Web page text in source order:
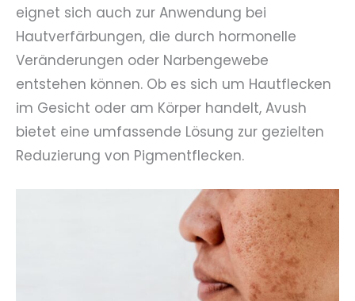
eignet sich auch zur Anwendung bei
Hautverfärbungen, die durch hormonelle
Veränderungen oder Narbengewebe
entstehen können. Ob es sich um Hautflecken
im Gesicht oder am Körper handelt, Avush
bietet eine umfassende Lösung zur gezielten
Reduzierung von Pigmentflecken.